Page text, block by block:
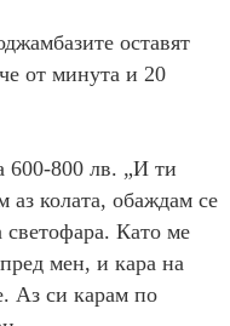
оставят
от минута и 20
600-800 лв. „И ти
аз колата, обаждам се
светофара. Като ме
мен, и кара на
Аз си карам по